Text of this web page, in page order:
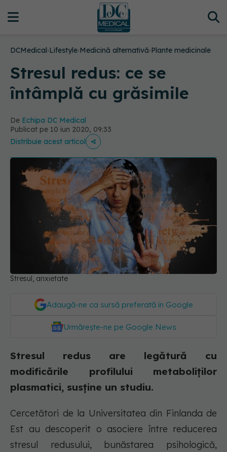
DCMedical›Lifestyle›Medicină alternativă›Plante medicinale
Stresul redus: ce se
întâmplă cu grăsimile
De Echipa DC Medical
Publicat pe 10 iun 2020, 09:33
Distribuie acest articol
Stresul, anxietate
Adaugă-ne ca sursă preferată în Google
Urmărește-ne pe Google News
Stresul redus are legătură cu
modificările profilului metaboliților
plasmatici, susține un studiu.
Cercetători de la Universitatea din Finlanda de
Est au descoperit o asociere între reducerea
stresul redusului, bunăstarea psihologică,